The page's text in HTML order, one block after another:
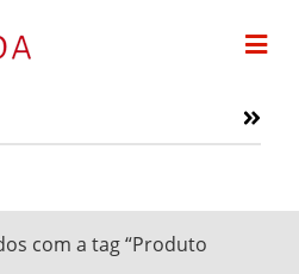
com a tag “Produto